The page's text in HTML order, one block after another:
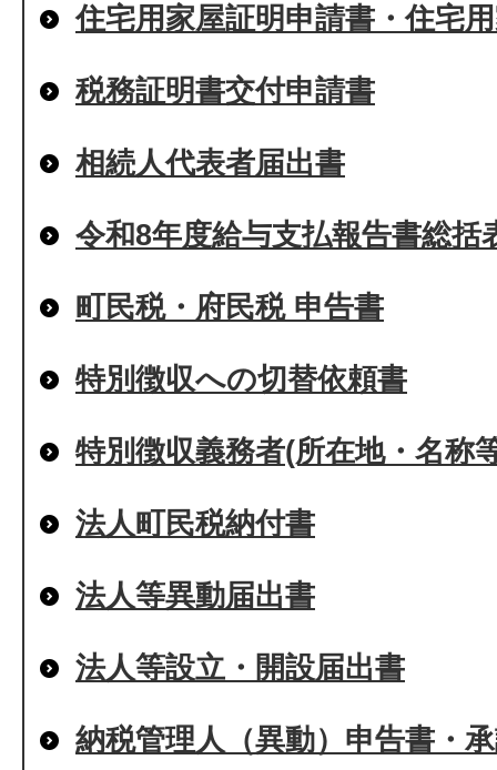
住宅用家屋証明申請書・住宅
税務証明書交付申請書
相続人代表者届出書
令和8年度給与支払報告書総括
町民税・府民税 申告書
特別徴収への切替依頼書
特別徴収義務者(所在地・名称
法人町民税納付書
法人等異動届出書
法人等設立・開設届出書
納税管理人（異動）申告書・